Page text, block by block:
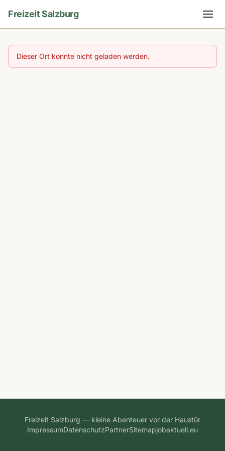
Freizeit Salzburg
Dieser Ort konnte nicht geladen werden.
Freizeit Salzburg — kleine Abenteuer vor der Haustür
ImpressumDatenschutzPartnerSitemapjobaktuell.eu